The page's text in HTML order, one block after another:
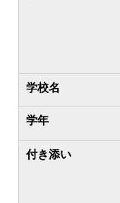
学校名
学年
付き添い